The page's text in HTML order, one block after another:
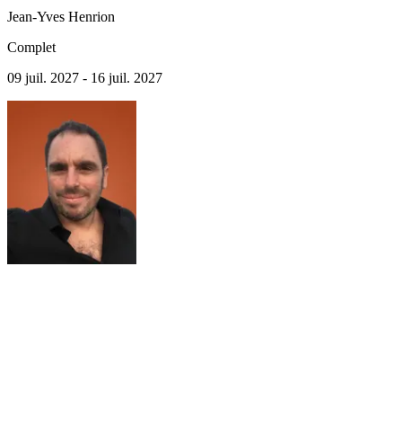
Jean-Yves Henrion
Complet
09 juil. 2027 - 16 juil. 2027